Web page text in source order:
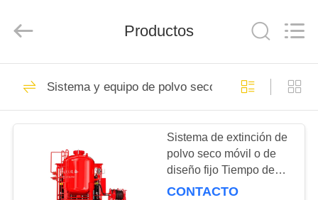
INICIO
PRODUCTOS
SOBRE
NOSOTROS
Proveedor.
Copyright
2025
ECER
Sistema y equipo de
supresión de gases
Productos
Sistema y equipo de polvo seco
Sistema de extinción de
polvo seco móvil o de
diseño fijo Tiempo de
recarga
CONTACTO